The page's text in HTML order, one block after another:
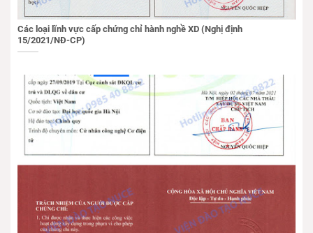
Các loại lĩnh vực cấp chứng chỉ hành nghề XD (Nghị định
15/2021/NĐ-CP)